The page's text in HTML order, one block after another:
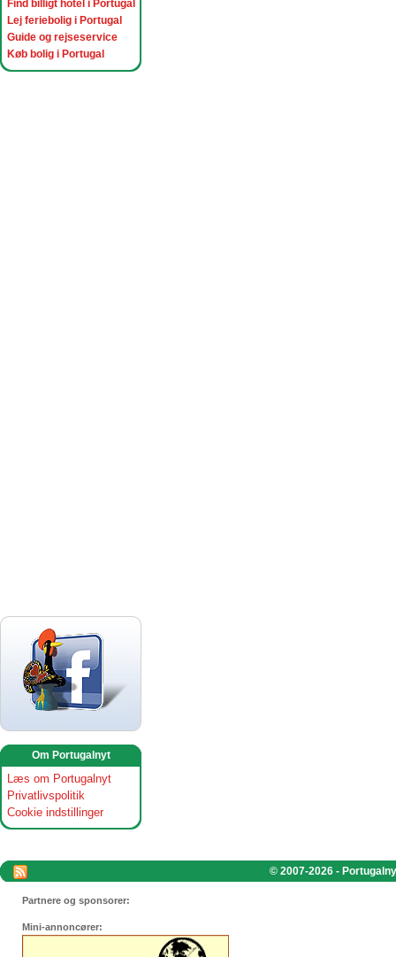
Find billigt hotel i Portugal
Lej feriebolig i Portugal
Guide og rejseservice
Køb bolig i Portugal
Om Portugalnyt
Læs om Portugalnyt
Privatlivspolitik
Cookie indstillinger
© 2007-2026 -
Partnere og sponsorer:
Mini-annoncører: